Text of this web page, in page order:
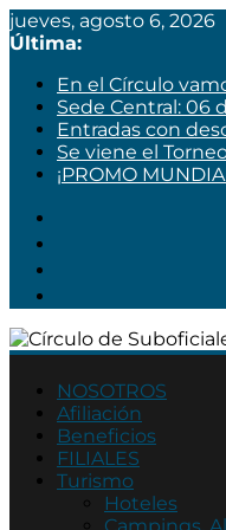
jueves, agosto 6, 2026
Última:
En el Círculo
Sede Central: 06
Entradas con
Se viene el
¡PROMO
Círculo
de
Suboficiales
Agentes
Asociación
NOSOTROS
Afiliación
Beneficios
FILIALES
Turismo
Hoteles